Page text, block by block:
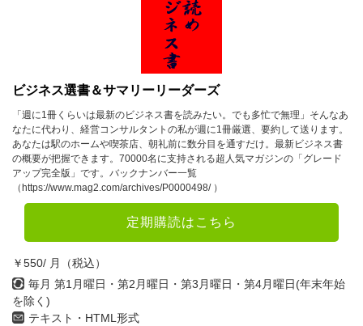
ビジネス選書＆サマリーリーダーズ
「週に1冊くらいは最新のビジネス書を読みたい。でも多忙で無理」そんなあ
なたに代わり、経営コンサルタントの私が週に1冊厳選、要約して送ります。
あなたは駅のホームや喫茶店、朝礼前に数分目を通すだけ。最新ビジネス書
の概要が把握できます。70000名に支持される超人気マガジンの「グレード
アップ完全版」です。バックナンバー一覧
（https://www.mag2.com/archives/P0000498/ ）
定期購読はこちら
￥550/ 月（税込）
毎月 第1月曜日・第2月曜日・第3月曜日・第4月曜日(年末年始
を除く)
テキスト・HTML形式
2月
4月 5月
7月 8月 9月
10月 11月 12月
2022年
2月
7月 8月 9月
10月